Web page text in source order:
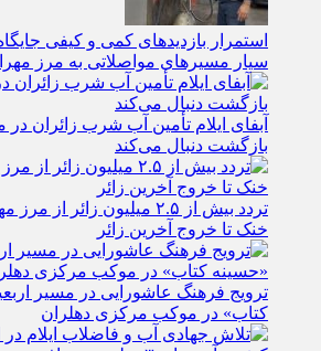
استمرار بازدیدهای کمی و کیفی
سیار مسیرهای مواصلاتی به مرز
آبفای ایلام تأمین آب شرب زائران در
بازگشت دنبال می‌کند
تردد بیش از ۲.۵ میلیون زائر
خنک تا خروج آخرین زائر
ترویج فرهنگ عاشورایی در مسیر
کتاب» در موکب مرکزی دهلران